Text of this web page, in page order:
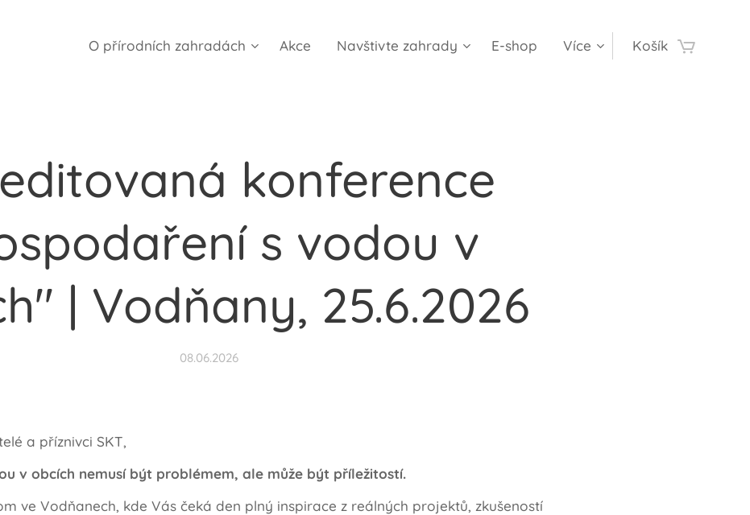
O přírodních zahradách Akce Navštivte zahrady E-shop Více Košík
konference
s vodou v
| Vodňany, 25.6.2026
08.06.2026
a příznivci SKT,
v obcích nemusí být problémem, ale může být příležitostí.
ve Vodňanech, kde Vás čeká den plný inspirace z reálných projektů, zkušeností